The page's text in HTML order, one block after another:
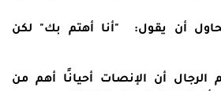
أن يقول: "أنا أهتم بك" لكن
الرجال أن الإنصات أحيانًا أهم من